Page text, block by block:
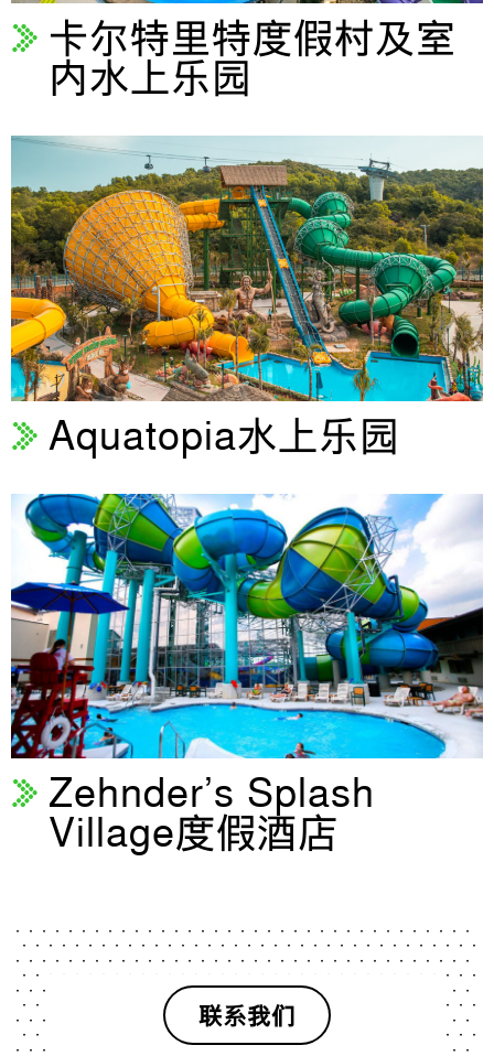
卡尔特里特度假村及室
内水上乐园
Aquatopia水上乐园
Zehnder’s Splash
Village度假酒店
联系我们